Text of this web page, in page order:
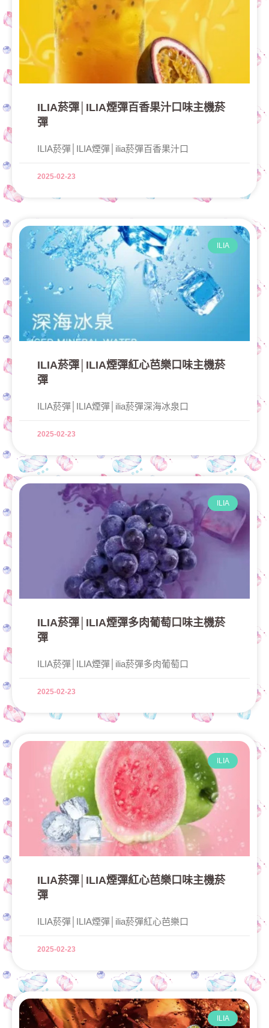
ILIA菸彈│ILIA煙彈百香果汁口味主機菸
彈
ILIA菸彈│ILIA煙彈│ilia菸彈百香果汁口
2025-02-23
ILIA
ILIA菸彈│ILIA煙彈紅心芭樂口味主機菸
彈
ILIA菸彈│ILIA煙彈│ilia菸彈深海冰泉口
2025-02-23
ILIA
ILIA菸彈│ILIA煙彈多肉葡萄口味主機菸
彈
ILIA菸彈│ILIA煙彈│ilia菸彈多肉葡萄口
2025-02-23
ILIA
ILIA菸彈│ILIA煙彈紅心芭樂口味主機菸
彈
ILIA菸彈│ILIA煙彈│ilia菸彈紅心芭樂口
2025-02-23
ILIA